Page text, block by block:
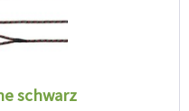
schwarz